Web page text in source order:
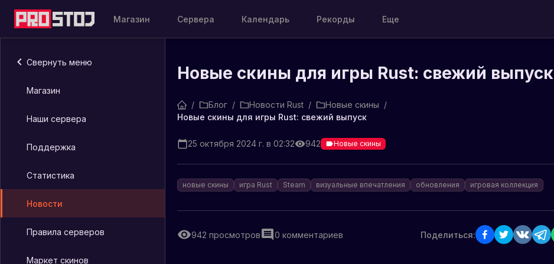
Магазин Сервера Календарь Рекорды Еще
Свернуть меню
Магазин
Наши сервера
Поддержка
Статистика
Новости
Правила серверов
Маркет скинов
Новые скины для игры Rust: свежий выпуск
/ Блог / Новости Rust / Новые скины /
Новые скины для игры Rust: свежий выпуск
25 октября 2024 г. в 02:32 942 Новые скины
новые скины игра Rust Steam визуальные впечатления обновления игровая коллекция
942 просмотров 0 комментариев Поделиться: